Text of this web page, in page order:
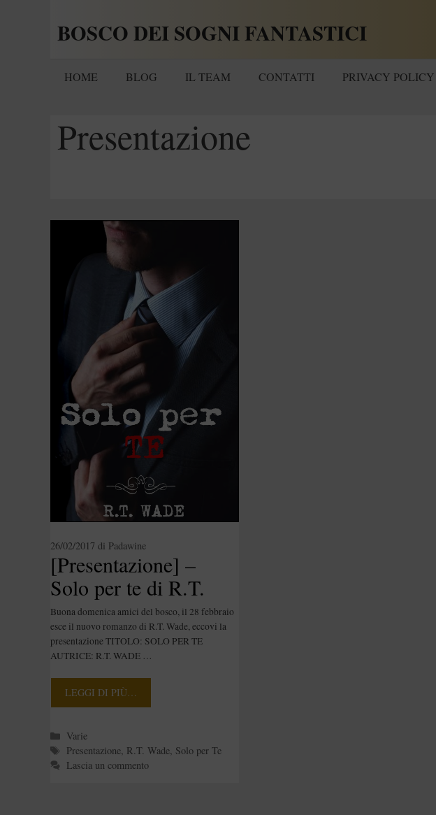
BOSCO DEI SOGNI FANTASTICI
HOME BLOG IL TEAM CONTATTI PRIVACY POLICY
Presentazione
[Presentazione] –
Solo per te di R.T.
Wade
26/02/2017 di Padawine
Buona domenica amici del bosco, il 28 febbraio
esce il nuovo romanzo di R.T. Wade, eccovi la
presentazione TITOLO: SOLO PER TE
AUTRICE: R.T. WADE …
LEGGI DI PIÙ…
Categorie
Varie
Tag
Presentazione, R.T. Wade, Solo per Te
Lascia un commento